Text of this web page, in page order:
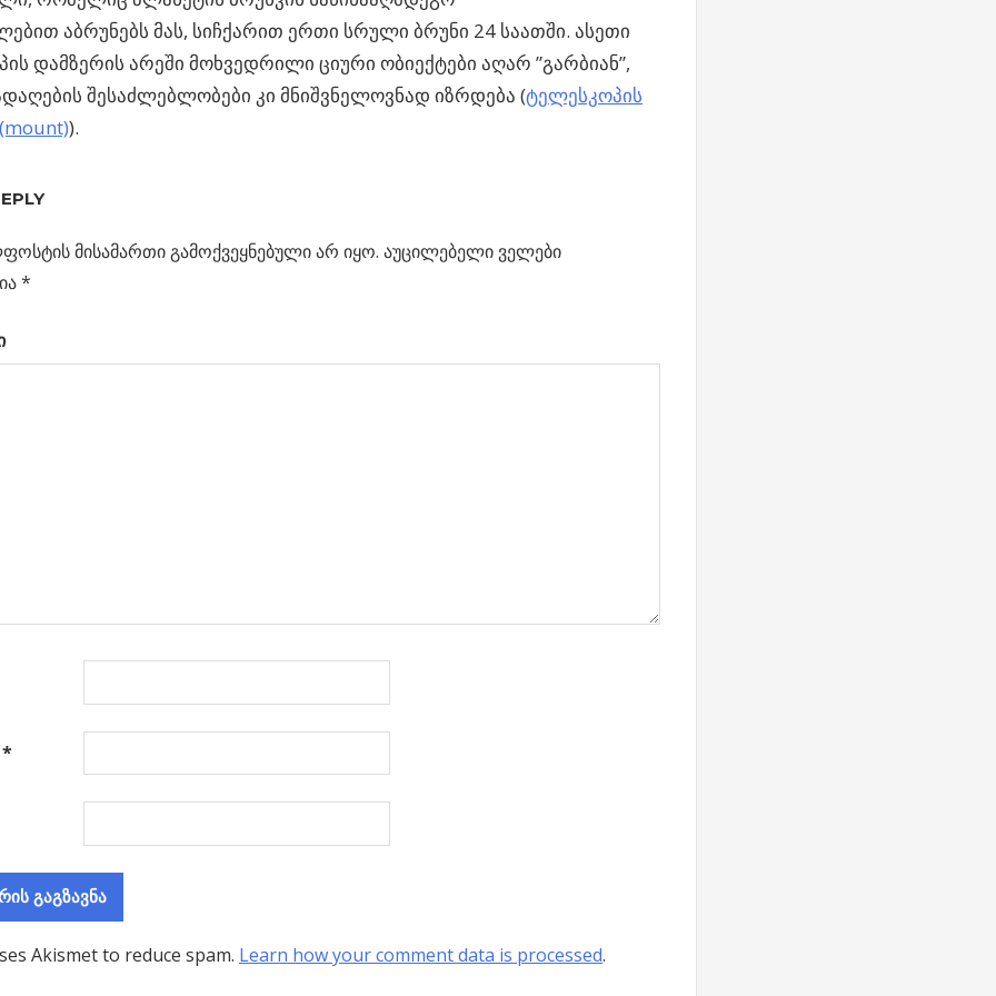
აბრუნებს მას, სიჩქარით ერთი სრული ბრუნი 24 საათში. ასეთი
დამზერის არეში მოხვედრილი ციური ობიექტები აღარ ”გარბიან”,
შესაძლებლობები კი მნიშვნელოვნად იზრდება (ტელესკოპის
).
მისამართი გამოქვეყნებული არ იყო. აუცილებელი ველები
*
*
Akismet to reduce spam. Learn how your comment data is processed.